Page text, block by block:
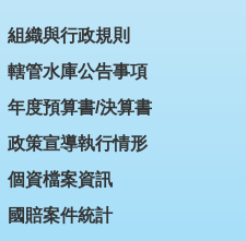
組織與行政規則
轄管水庫公告事項
年度預算書/決算書
政策宣導執行情形
個資檔案資訊
國賠案件統計